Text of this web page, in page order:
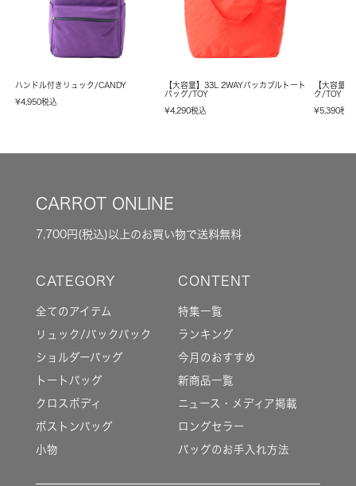
ハンドル付きリュック/CANDY
¥4,950税込
【大容量】33L 2WAYパッカブルトート
バッグ/TOY
¥4,290税込
【大容量
ク/TOY
¥5,390税込
CARROT ONLINE
7,700円(税込)以上のお買い物で送料無料
全てのアイテム
リュック/バックパック
ショルダーバッグ
トートバッグ
クロスボディ
ボストンバッグ
小物
特集一覧
ランキング
今月のおすすめ
新商品一覧
ニュース・メディア掲載
ロングセラー
バッグのお手入れ方法